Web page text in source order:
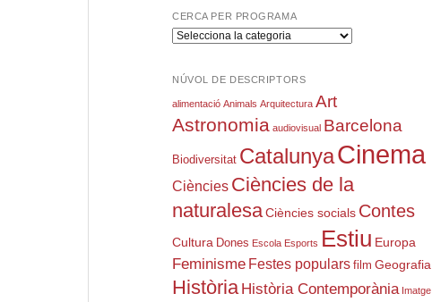
CERCA PER PROGRAMA
Cerca
NÚVOL DE DESCRIPTORS
alimentació Animals Arquitectura Art
Astronomia audiovisual Barcelona
Biodiversitat CatalunyaCinema
Ciències Ciències de la
naturalesaCiències socials Contes
Cultura Dones Escola Esports Estiu Europa
Feminisme Festes populars film Geografia
Història Història Contemporània Imatge